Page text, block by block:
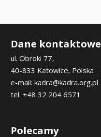
Dane kontaktowe
ul. Obroki 77,
40-833 Katowice, Polska
e-mail: kadra@kadra.org.pl
tel. +48 32 204 6571
Polecamy